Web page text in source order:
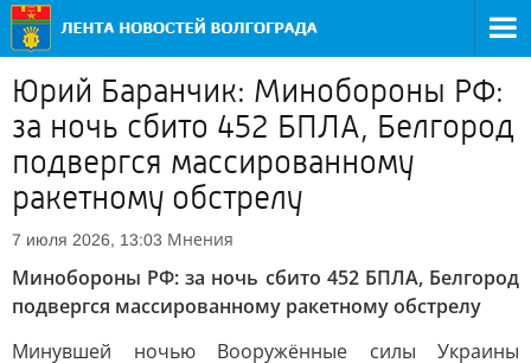
Юрий Баранчик: Минобороны РФ:
за ночь сбито 452 БПЛА, Белгород
подвергся массированному
ракетному обстрелу
7 июля 2026, 13:03 Мнения
Минобороны РФ: за ночь сбито 452 БПЛА, Белгород
подвергся массированному ракетному обстрелу
Минувшей ночью Вооружённые силы Украины